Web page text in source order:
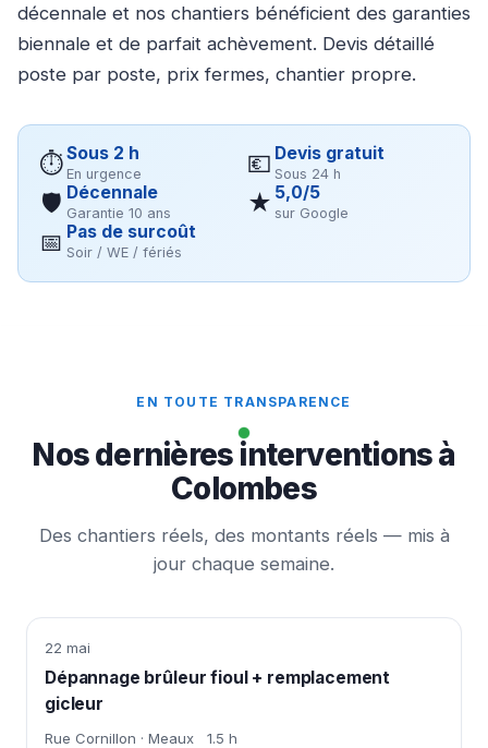
décennale et nos chantiers bénéficient des garanties
biennale et de parfait achèvement. Devis détaillé
poste par poste, prix fermes, chantier propre.
⏱Sous 2 h
En urgence 💶 Devis gratuit
Sous 24 h
🛡 Décennale
Garantie 10 ans ★ 5,0/5
sur Google
📅 Pas de surcoût
Soir / WE / fériés
EN TOUTE TRANSPARENCE
Nos dernières interventions à
Colombes
Des chantiers réels, des montants réels — mis à
jour chaque semaine.
22 mai
Dépannage brûleur fioul + remplacement
gicleur
Rue Cornillon · Meaux 1.5 h